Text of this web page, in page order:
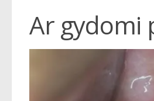
Ar gydomi